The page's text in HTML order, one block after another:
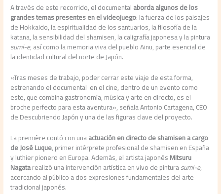
A través de este recorrido, el documentalaborda algunos de los
grandes temas presentes en el videojuego: la fuerza de los paisajes
de Hokkaido, la espiritualidad de los santuarios, la filosofía de la
katana, la sensibilidad del shamisen, la caligrafía japonesa y la pintura
sumi-e, así como la memoria viva del pueblo Ainu, parte esencial de
la identidad cultural del norte de Japón.
«Tras meses de trabajo, poder cerrar este viaje de esta forma,
estrenando el documental en el cine, dentro de un evento como
este, que combina gastronomía, música y arte en directo, es el
broche perfecto para esta aventura», señala Antonio Cartagena, CEO
de Descubriendo Japón y una de las figuras clave del proyecto.
La première contó con unaactuación en directo de shamisen a cargo
de José Luque, primer intérprete profesional de shamisen en España
y luthier pionero en Europa. Además, el artista japonésMitsuru
Nagatarealizó una intervención artística en vivo de pinturasumi-e,
acercando al público a dos expresiones fundamentales del arte
tradicional japonés.